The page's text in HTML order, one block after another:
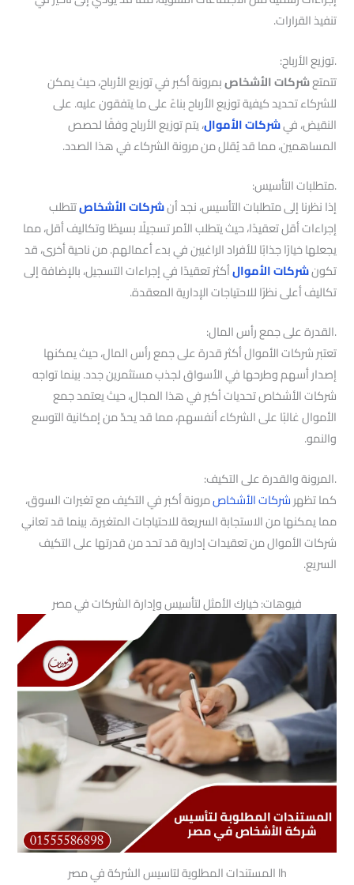
تنفيذ القرارات.
.توزيع الأرباح:
تتمتعشركات الأشخاصبمرونة أكبر في توزيع الأرباح، حيث يمكن
للشركاء تحديد كيفية توزيع الأرباح بناءً على ما يتفقون عليه. على
النقيض، فيشركات الأموال، يتم توزيع الأرباح وفقًا لحصص
المساهمين، مما قد يُقلل من مرونة الشركاء في هذا الصدد.
.متطلبات التأسيس:
إذا نظرنا إلى متطلبات التأسيس، نجد أنشركات الأشخاصتتطلب
إجراءات أقل تعقيدًا، حيث يتطلب الأمر تسجيلًا بسيطًا وتكاليف أقل، مما
يجعلها خيارًا جذابًا للأفراد الراغبين في بدء أعمالهم. من ناحية أخرى، قد
تكونشركات الأموالأكثر تعقيدًا في إجراءات التسجيل، بالإضافة إلى
تكاليف أعلى نظرًا للاحتياجات الإدارية المعقدة.
.القدرة على جمع رأس المال:
تعتبر شركات الأموال أكثر قدرة على جمع رأس المال، حيث يمكنها
إصدار أسهم وطرحها في الأسواق لجذب مستثمرين جدد. بينما تواجه
شركات الأشخاص تحديات أكبر في هذا المجال، حيث يعتمد جمع
الأموال غالبًا على الشركاء أنفسهم، مما قد يحدّ من إمكانية التوسع
والنمو.
.المرونة والقدرة على التكيف:
كما تظهرشركات الأشخاصمرونة أكبر في التكيف مع تغيرات السوق،
مما يمكنها من الاستجابة السريعة للاحتياجات المتغيرة. بينما قد تعاني
شركات الأموال من تعقيدات إدارية قد تحد من قدرتها على التكيف
السريع.
فيوهات: خيارك الأمثل لتأسيس وإدارة الشركات في مصر
lh المستندات المطلوية لتاسيس الشركة في مصر